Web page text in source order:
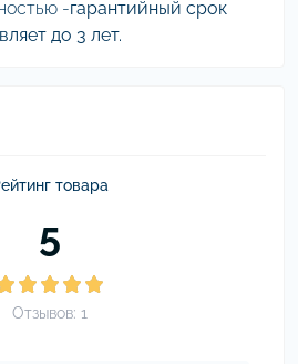
-гарантийный срок
до 3 лет.
товара
5
Отзывов: 1